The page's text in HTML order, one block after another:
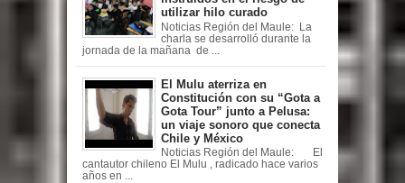
utilizar hilo curado
Noticias Región del Maule: La
charla se desarrolló durante la
jornada de la mañana de ...
El Mulu aterriza en
Constitución con su “Gota a
Gota Tour” junto a Pelusa:
un viaje sonoro que conecta
Chile y México
Noticias Región del Maule: El
cantautor chileno El Mulu , radicado hace varios
años en ...